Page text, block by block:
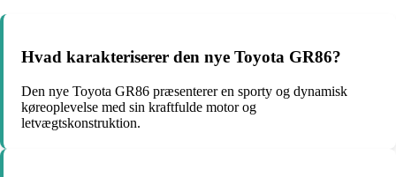
Hvad karakteriserer den nye Toyota GR86?
Den nye Toyota GR86 præsenterer en sporty og dynamisk
køreoplevelse med sin kraftfulde motor og
letvægtskonstruktion.